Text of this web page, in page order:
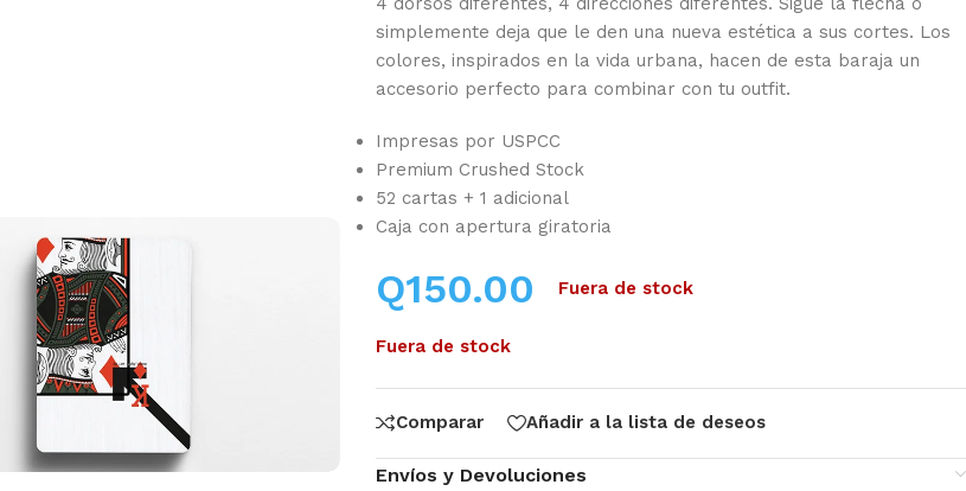
simplemente deja que le den una nueva estética a sus cortes. Los
colores, inspirados en la vida urbana, hacen de esta baraja un
accesorio perfecto para combinar con tu outfit.
Impresas por USPCC
Premium Crushed Stock
52 cartas + 1 adicional
Caja con apertura giratoria
Q150.00 Fuera de stock
Fuera de stock
Comparar Añadir a la lista de deseos
Envíos y Devoluciones